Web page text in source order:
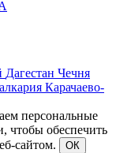
Дагестан Чечня
Карачаево-
персональные
чтобы обеспечить
сайтом.
ОК